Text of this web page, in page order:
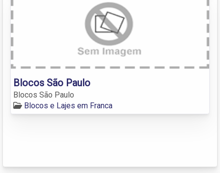
Blocos São Paulo
Blocos São Paulo
Blocos e Lajes em Franca